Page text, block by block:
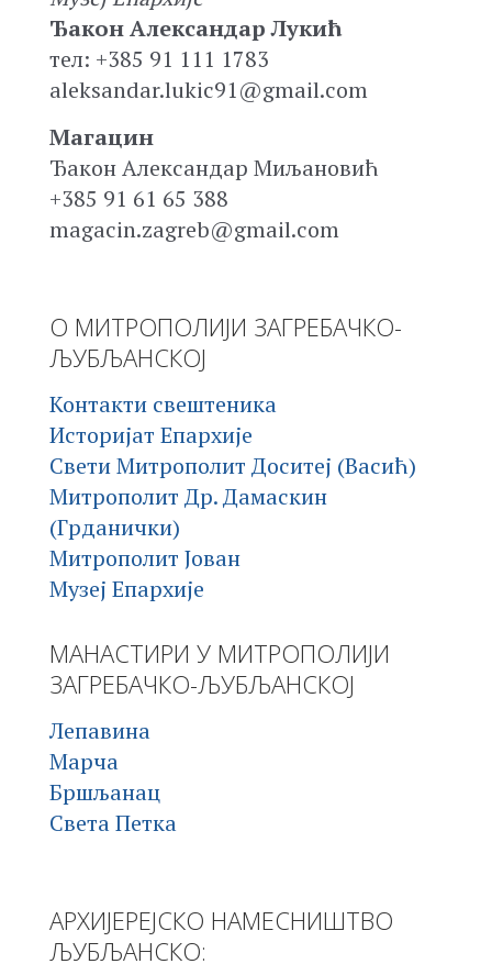
Ђакон Александар Лукић
тел: +385 91 111 1783
aleksandar.lukic91@gmail.com
Магацин
Ђакон Александар Миљановић
+385 91 61 65 388
magacin.zagreb@gmail.com
О МИТРОПОЛИЈИ ЗАГРЕБАЧКО-
ЉУБЉАНСКОЈ
Контакти свештеника
Историјат Епархије
Свети Митрополит Доситеј (Васић)
Митрополит Др. Дамаскин
(Грданички)
Митрополит Јован
Музеј Епархије
МАНАСТИРИ У МИТРОПОЛИЈИ
ЗАГРЕБАЧКО-ЉУБЉАНСКОЈ
Лепавина
Марча
Бршљанац
Света Петка
АРХИЈЕРЕЈСКО НАМЕСНИШТВО
ЉУБЉАНСКО: